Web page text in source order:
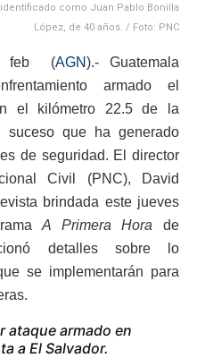
como Juan Pablo Bonilla
López, de 40 años. / Foto: PNC
feb (AGN).- Guatemala
armado el
el kilómetro 22.5 de la
suceso que ha generado
de seguridad. El director
Civil (PNC), David
brindada este jueves
A Primera Hora de
detalles sobre lo
se implementarán para
ataque armado en
a El Salvador.